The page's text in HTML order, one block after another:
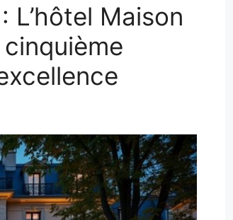
Maison